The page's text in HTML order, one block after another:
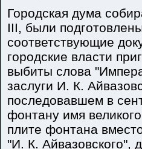
Городская дума
III, были
соответствующие
городские власти
выбиты слова
заслуги И. К.
последовавшем в
фонтану имя
плите фонтана
"И. К. Айвазовского",